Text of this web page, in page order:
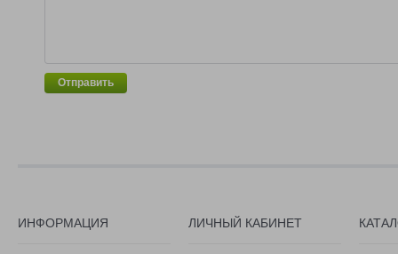
Отправить
ИНФОРМАЦИЯ ЛИЧНЫЙ КАБИНЕТ